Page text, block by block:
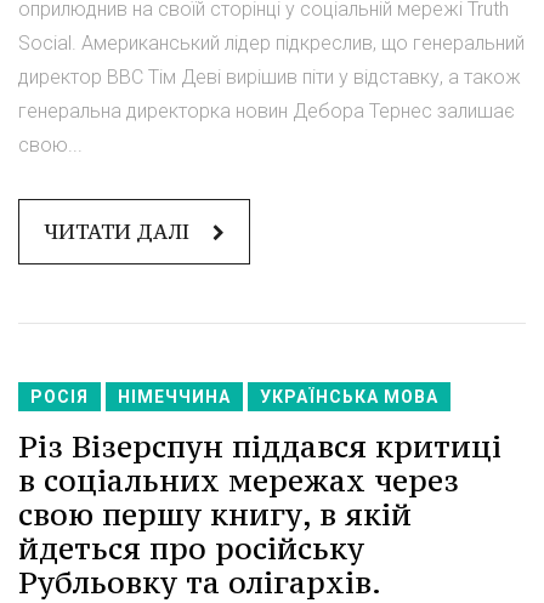
оприлюднив на своїй сторінці у соціальній мережі Truth
Social. Американський лідер підкреслив, що генеральний
директор BBC Тім Деві вирішив піти у відставку, а також
генеральна директорка новин Дебора Тернес залишає
свою...
ЧИТАТИ ДАЛІ
РОСІЯ НІМЕЧЧИНА УКРАЇНСЬКА МОВА
Різ Візерспун піддався критиці
в соціальних мережах через
свою першу книгу, в якій
йдеться про російську
Рубльовку та олігархів.